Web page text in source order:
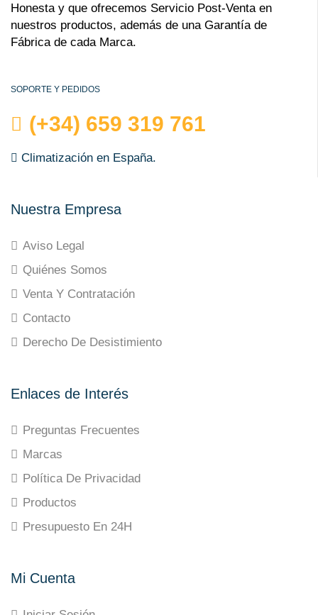
Honesta y que ofrecemos Servicio Post-Venta en
nuestros productos, además de una Garantía de
Fábrica de cada Marca.
SOPORTE Y PEDIDOS
(+34) 659 319 761
Climatización en España.
Nuestra Empresa
Aviso Legal
Quiénes Somos
Venta Y Contratación
Contacto
Derecho De Desistimiento
Enlaces de Interés
Preguntas Frecuentes
Marcas
Política De Privacidad
Productos
Presupuesto En 24H
Mi Cuenta